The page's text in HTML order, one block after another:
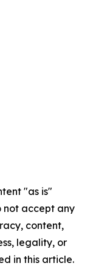
"as is"
not accept any
content,
legality, or
in this article.